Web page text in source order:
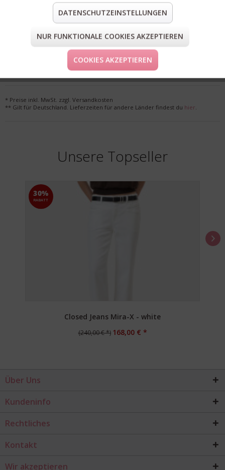
teilen
pin it mail
FORM & GRÖSSE
LIEFERUNG & KOSTENLOSE RETOURE
* Preise inkl. MwSt. zzgl. Versandkosten
** Gilt für Deutschland. Lieferzeiten für andere Länder findest du hier.
Unsere Topseller
30%
RABATT
Closed Jeans Mira-X - white
(240,00 € *) 168,00 € *
Über Uns
Kundeninfo
Rechtliches
Kontakt
Wir akzeptieren
DATENSCHUTZEINSTELLUNGEN
NUR FUNKTIONALE COOKIES AKZEPTIEREN
COOKIES AKZEPTIEREN